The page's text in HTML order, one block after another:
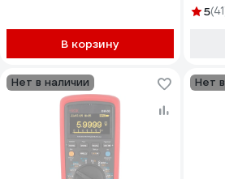
В корзину
5
Нет в наличии Нет